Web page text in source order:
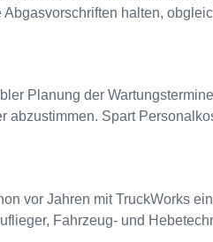
Abgasvorschriften halten,
Planung der
abzustimmen. Spart
vor Jahren mit TruckWorks
Fahrzeug- und